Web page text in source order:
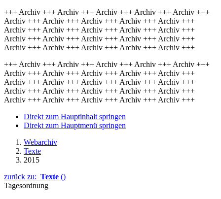
+++ Archiv +++ Archiv +++ Archiv +++ Archiv +++ Archiv +++
Archiv +++ Archiv +++ Archiv +++ Archiv +++ Archiv +++
Archiv +++ Archiv +++ Archiv +++ Archiv +++ Archiv +++
Archiv +++ Archiv +++ Archiv +++ Archiv +++ Archiv +++
Archiv +++ Archiv +++ Archiv +++ Archiv +++ Archiv +++
+++ Archiv +++ Archiv +++ Archiv +++ Archiv +++ Archiv +++
Archiv +++ Archiv +++ Archiv +++ Archiv +++ Archiv +++
Archiv +++ Archiv +++ Archiv +++ Archiv +++ Archiv +++
Archiv +++ Archiv +++ Archiv +++ Archiv +++ Archiv +++
Archiv +++ Archiv +++ Archiv +++ Archiv +++ Archiv +++
Direkt zum Hauptinhalt springen
Direkt zum Hauptmenü springen
Webarchiv
Texte
2015
zurück zu: Texte ()
Tagesordnung